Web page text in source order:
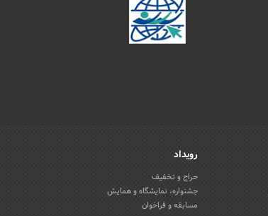
رویداد
حراج و تخفیف
جشنواره، نمایشگاه و همایش
مسابقه و فراخوان